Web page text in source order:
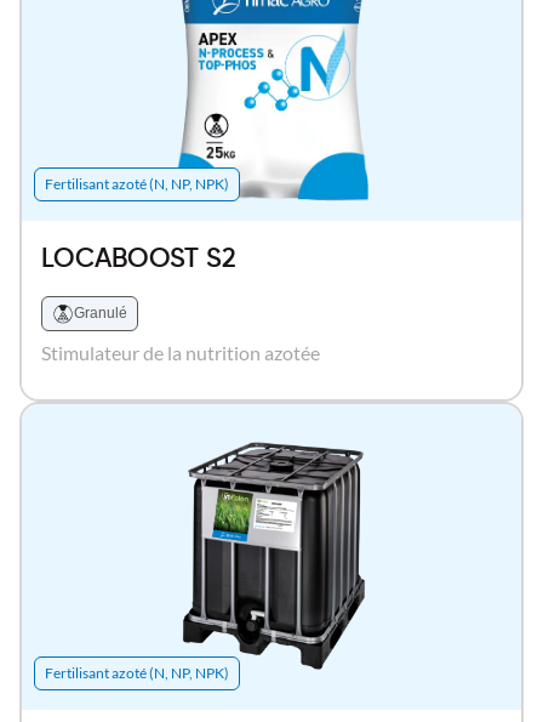
Fertilisant azoté (N, NP, NPK)
LOCABOOST S2
Granulé
Stimulateur de la nutrition azotée
Fertilisant azoté (N, NP, NPK)